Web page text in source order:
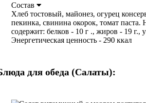
Состав
Хлеб тостовый, майонез, огурец
пекинка, свинина окорок, томат паста.
содержит: белков - 10 г ., жиров - 19 г.,
Энергетическая ценность - 290 ккал
для обеда (Салаты):